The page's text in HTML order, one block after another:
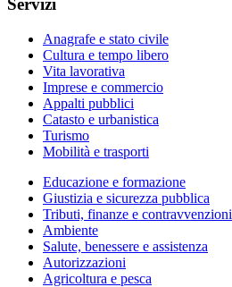
Servizi
Anagrafe e stato civile
Cultura e tempo libero
Vita lavorativa
Imprese e commercio
Appalti pubblici
Catasto e urbanistica
Turismo
Mobilità e trasporti
Educazione e formazione
Giustizia e sicurezza pubblica
Tributi, finanze e contravvenzioni
Ambiente
Salute, benessere e assistenza
Autorizzazioni
Agricoltura e pesca